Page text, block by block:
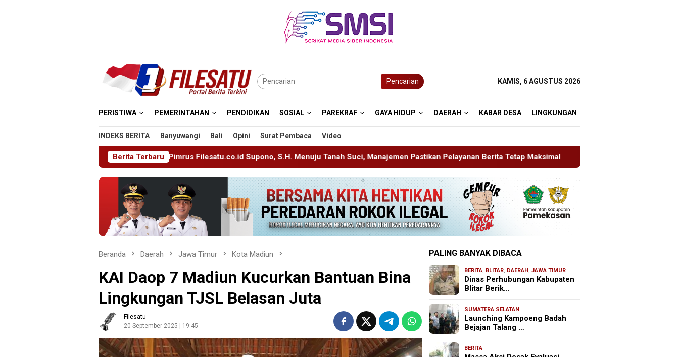
Pencarian KAMIS, 6 AGUSTUS 2026
PERISTIWA PEMERINTAHAN PENDIDIKAN SOSIAL PAREKRAF GAYA HIDUP DAERAH KABAR DESA LINGKUNGAN
INDEKS BERITA Banyuwangi Bali Opini Surat Pembaca Video
Berita Terbaru
Pimrus Filesatu.co.id Supono, S.H. Menuju Tanah Suci, Manajemen Pastikan Pelayanan Berita Tetap Maksimal Rudenim Pusat Tanjung Pinang Deportasi 25
Beranda Daerah Jawa Timur Kota Madiun
KAI Daop 7 Madiun Kucurkan Bantuan Bina
Lingkungan TJSL Belasan Juta
Filesatu
20 September 2025 | 19:45
PALING BANYAK DIBACA
BERITA, BLITAR, DAERAH ,JAWA TIMUR
Dinas Perhubungan Kabupaten
Blitar Berik…
SUMATERA SELATAN
Launching Kampoeng Badah
Bejajan Talang …
BERITA